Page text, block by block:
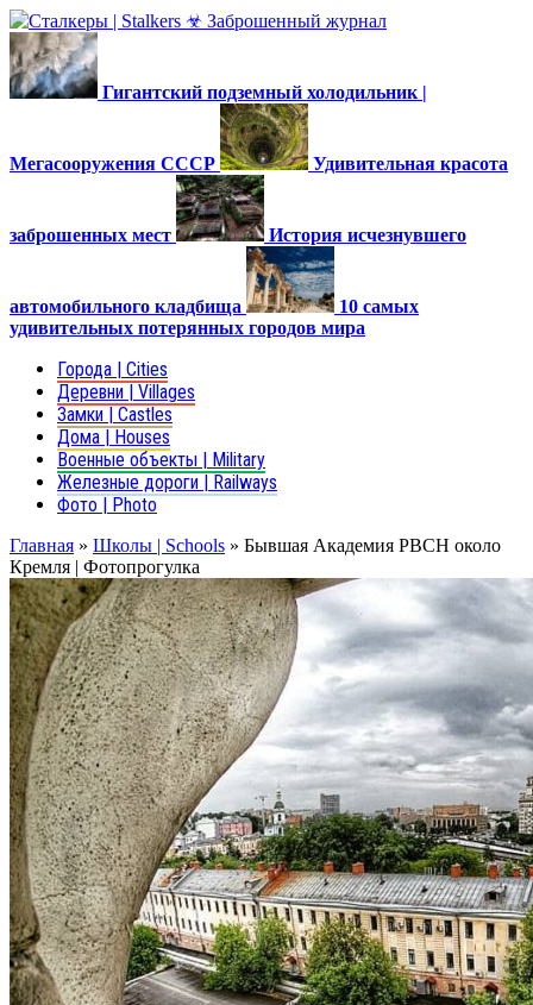
Гигантский подземный холодильник |
Мегасооружения СССР Удивительная красота
заброшенных мест История исчезнувшего
автомобильного кладбища
10 самых
удивительных потерянных городов мира
Города | Cities
Деревни | Villages
Замки | Castles
Дома | Houses
Военные объекты | Military
Железные дороги | Railways
Фото | Photo
Главная » Школы | Schools » Бывшая Академия РВСН около
Кремля | Фотопрогулка